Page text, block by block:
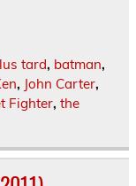
tard, batman,
, John Carter,
Fighter, the